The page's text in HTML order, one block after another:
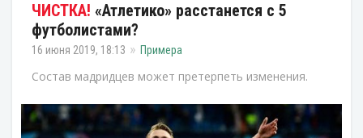
«Атлетико» расстанется с 5
футболистами?
16 июня 2019, 18:13 Примера
Состав мадридцев может претерпеть изменения.